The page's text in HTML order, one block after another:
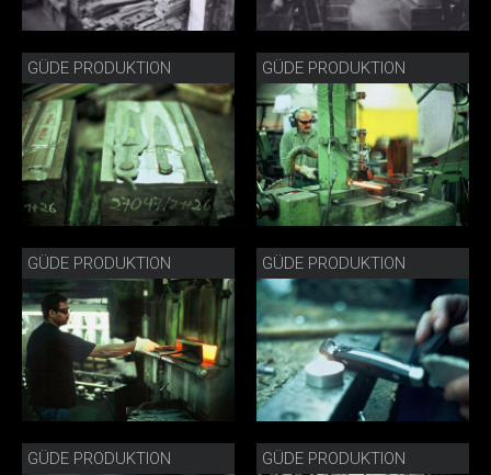
GÜDE PRODUKTION GÜDE PRODUKTION
GÜDE PRODUKTION GÜDE PRODUKTION
GÜDE PRODUKTION GÜDE PRODUKTION